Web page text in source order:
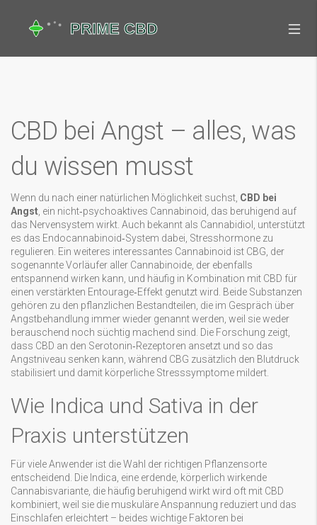
CBD bei Angst – alles, was
du wissen musst
Wenn du nach einer natürlichen Möglichkeit suchst, CBD bei
Angst ein nicht‑psychoaktives Cannabinoid, das beruhigend auf
das Nervensystem wirkt . Auch bekannt als Cannabidiol
, unterstützt
es das Endocannabinoid‑System dabei, Stresshormone zu
regulieren. Ein weiteres interessantes Cannabinoid ist CBG der
sogenannte Vorläufer aller Cannabinoide, der ebenfalls
entspannend wirken kann , und häufig in Kombination mit CBD für
einen verstärkten Entourage‑Effekt genutzt wird. Beide Substanzen
gehören zu den pflanzlichen Bestandteilen, die im Gespräch über
Angstbehandlung immer wieder genannt werden, weil sie weder
berauschend noch süchtig machend sind. Die Forschung zeigt,
dass CBD an den Serotonin‑Rezeptoren ansetzt und so das
Angstniveau senken kann, während CBG zusätzlich den Blutdruck
stabilisiert und damit körperliche Stresssymptome mildert.
Wie Indica und Sativa in der
Praxis unterstützen
Für viele Anwender ist die Wahl der richtigen Pflanzensorte
entscheidend. Die Indica eine erdende, körperlich wirkende
Cannabisvariante, die häufig beruhigend wirktwird oft mit CBD
kombiniert, weil sie die muskuläre Anspannung reduziert und das
Einschlafen erleichtert – beides wichtige Faktoren bei